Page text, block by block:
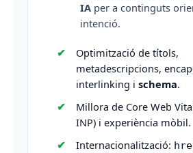
IA per a continguts
intenció.
Optimització de títols,
metadescripcions,
interlinking i schema.
Millora de Core Web
INP) i experiència mòbil.
Internacionalització: